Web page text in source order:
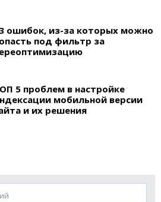
ошибок, из-за которых можно
под фильтр за
5 проблем в настройке
мобильной версии
и их решения